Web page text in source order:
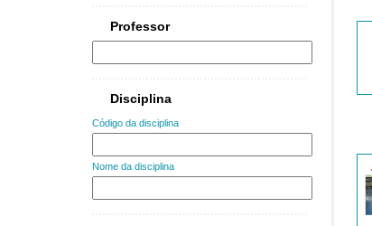
Professor
Disciplina
Código da disciplina
Nome da disciplina